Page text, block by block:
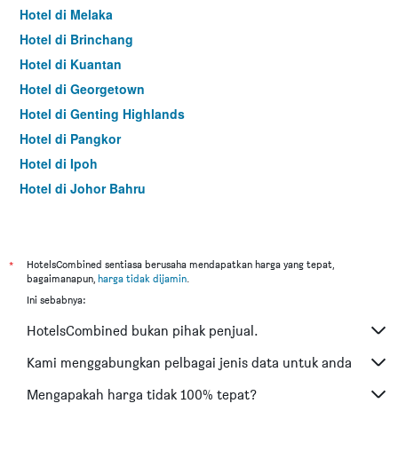
Hotel di Melaka
Hotel di Brinchang
Hotel di Kuantan
Hotel di Georgetown
Hotel di Genting Highlands
Hotel di Pangkor
Hotel di Ipoh
Hotel di Johor Bahru
Hotel di Kuching
Hotel di Tokyo
Hotel di Bangkok
Hotel di Putrajaya
Hotel di Shah Alam
*
HotelsCombined sentiasa berusaha mendapatkan harga yang tepat,
bagaimanapun, harga tidak dijamin.
Ini sebabnya:
HotelsCombined bukan pihak penjual.
Kami menggabungkan pelbagai jenis data untuk anda
Mengapakah harga tidak 100% tepat?